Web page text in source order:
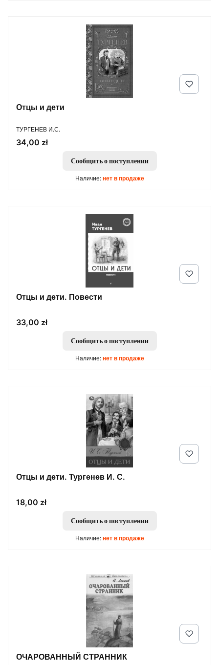
Отцы и дети
ПРОИЗВОДИТЕЛЬ
ТУРГЕНЕВ И.С.
Цена
34,00 zł
Сообщить о поступлении
Наличие: нет в продаже
Отцы и дети. Повести
Цена
33,00 zł
Сообщить о поступлении
Наличие: нет в продаже
Отцы и дети. Тургенев И. С.
Цена
18,00 zł
Сообщить о поступлении
Наличие: нет в продаже
ОЧАРОВАННЫЙ СТРАННИК